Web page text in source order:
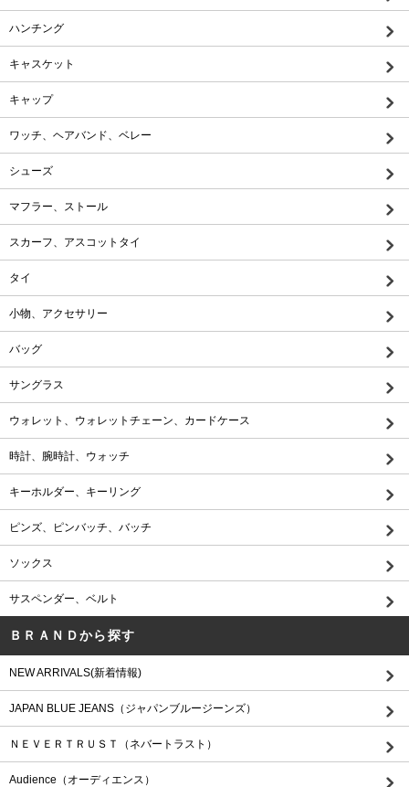
ハンチング
キャスケット
キャップ
ワッチ、ヘアバンド、ベレー
シューズ
マフラー、ストール
スカーフ、アスコットタイ
タイ
小物、アクセサリー
バッグ
サングラス
ウォレット、ウォレットチェーン、カードケース
時計、腕時計、ウォッチ
キーホルダー、キーリング
ピンズ、ピンバッチ、バッチ
ソックス
サスペンダー、ベルト
ＢＲＡＮＤから探す
NEW ARRIVALS(新着情報)
JAPAN BLUE JEANS（ジャパンブルージーンズ）
ＮＥＶＥＲＴＲＵＳＴ（ネバートラスト）
Audience（オーディエンス）